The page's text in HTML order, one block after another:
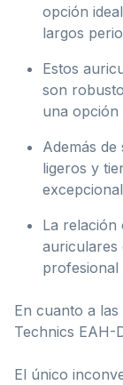
opción
largos
Estos
son
una
Además
ligeros y
La relación
auriculares
profesional
En cuanto a
Technics EAH-
El único